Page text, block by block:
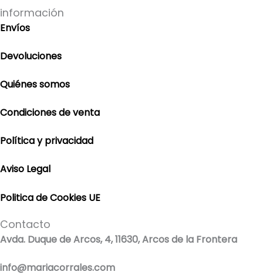
información
Envíos
Devoluciones
Quiénes somos
Condiciones de venta
Política y privacidad
Aviso Legal
Politica de Cookies UE
Contacto
Avda. Duque de Arcos, 4, 11630, Arcos de la Frontera
info@mariacorrales.com